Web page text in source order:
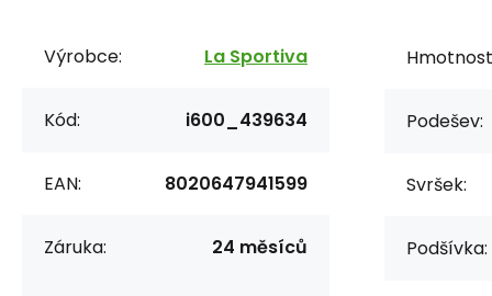
Výrobce: La Sportiva
Kód: i600_439634
EAN: 8020647941599
Záruka: 24 měsíců
Podešev:
Svršek:
Podšívka: